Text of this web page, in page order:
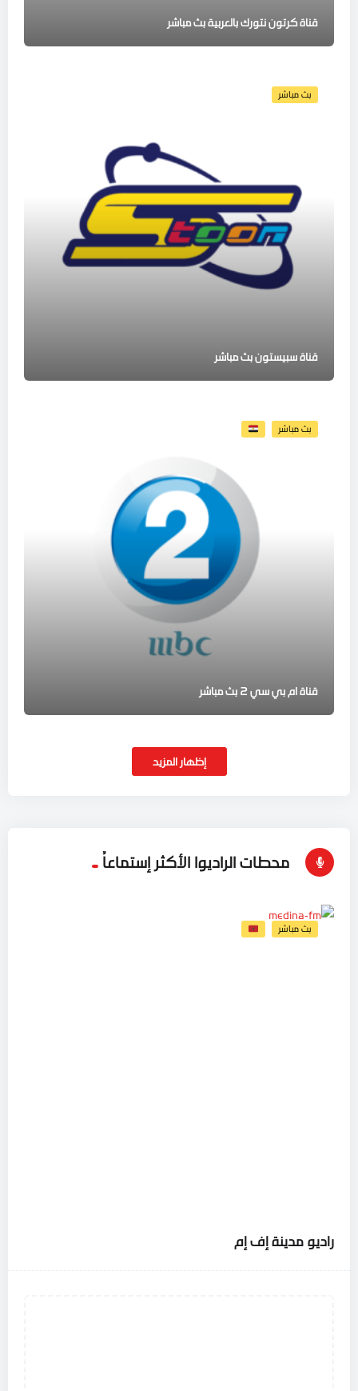
قناة كرتون نتورك بالعربية بث مباشر
بث مباشر
قناة سبيستون بث مباشر
بث مباشر
قناة ام بي سي 2 بث مباشر
إظهار المزيد
محطات الراديوا الأكثر إستماعاُ
بث مباشر
راديو مدينة إف إم